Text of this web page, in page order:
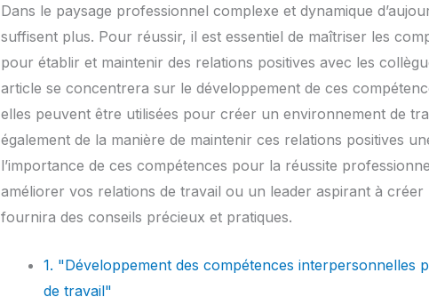
Dans le paysage professionnel complexe et dynamique
suffisent plus. Pour réussir, il est essentiel de maîtriser les
pour établir et maintenir des relations positives avec les
article se concentrera sur le développement de ces
elles peuvent être utilisées pour créer un environnement de
également de la manière de maintenir ces relations positives
l’importance de ces compétences pour la réussite
améliorer vos relations de travail ou un leader aspirant à
fournira des conseils précieux et pratiques.
1. "Développement des compétences interpersonnelles
de travail"